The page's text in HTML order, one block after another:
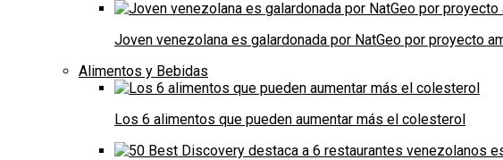
Joven venezolana es galardonada por NatGeo por proyecto
Alimentos y Bebidas
Los 6 alimentos que pueden aumentar más el colesterol